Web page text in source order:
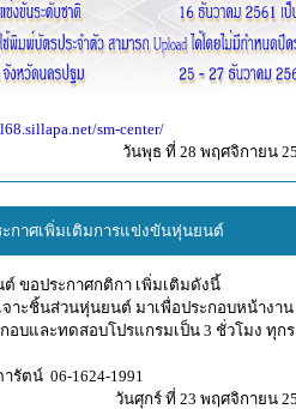
sm-center/
วันพุธ ที่ 28 พฤศจิกายน
ะกาศเพิ่มเติมการแข่งขันหุ่นยนต์
ขอประกาศกติกา เพิ่มเติมดังนี้
าะชิ้นส่วนหุ่นยนต์ มาเพื่อประกอบหน้างาน
อบและทดสอบโปรแกรมเป็น 3 ชั่วโมง ทุก
ตน์ 06-1624-1991
วันศุกร์ ที่ 23 พฤศจิกายน